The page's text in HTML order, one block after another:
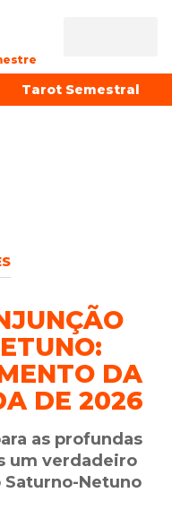
Tarot Semestral
DA
DE 2026
as profundas
um verdadeiro
Saturno-Netuno